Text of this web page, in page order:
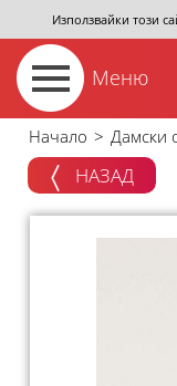
Използвайки този
Меню
Начало > Дамски
НАЗАД